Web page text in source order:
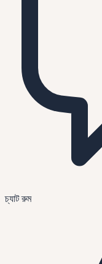
চ্যাট রুম